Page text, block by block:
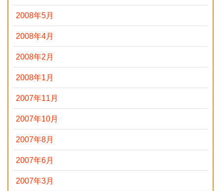
2008年5月
2008年4月
2008年2月
2008年1月
2007年11月
2007年10月
2007年8月
2007年6月
2007年3月